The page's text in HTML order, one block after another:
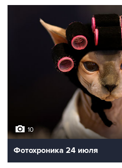
10
Фотохроника 24 июля